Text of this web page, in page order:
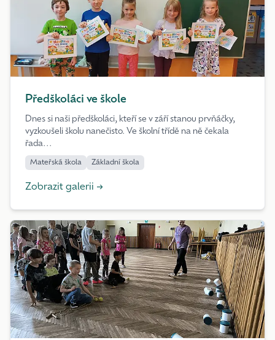
Předškoláci ve škole
Dnes si naši předškoláci, kteří se v září stanou prvňáčky,
vyzkoušeli školu nanečisto. Ve školní třídě na ně čekala
řada...
Mateřská škola Základní škola
Zobrazit galerii →